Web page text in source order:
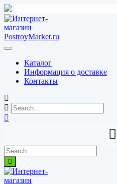
Перейти
к
содержимому
Каталог
Информация о доставке
Контакты